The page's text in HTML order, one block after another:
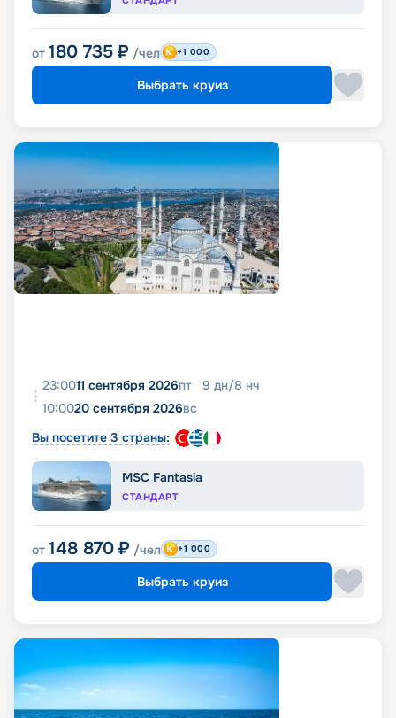
от 180 735 ₽ /чел +1 000
Выбрать круиз
23:0011 сентября 2026пт 9 дн/8 нч
10:0020 сентября 2026вс
Вы посетите 3 страны:
MSC Fantasia
СТАНДАРТ
от 148 870 ₽ /чел +1 000
Выбрать круиз